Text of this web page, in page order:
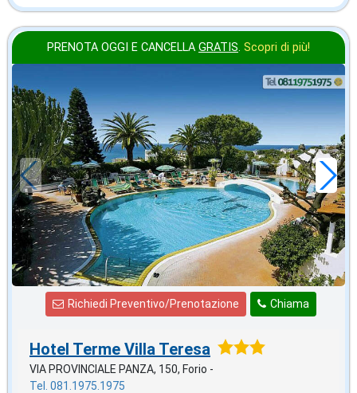
PRENOTA OGGI E CANCELLA GRATIS. Scopri di più!
ottobre
in offerta da
€50,00
a notte
Chiama
Richiedi Preventivo/Prenotazione
Hotel Terme Villa Teresa
VIA PROVINCIALE PANZA, 150, Forio -
Tel. 081.1975.1975